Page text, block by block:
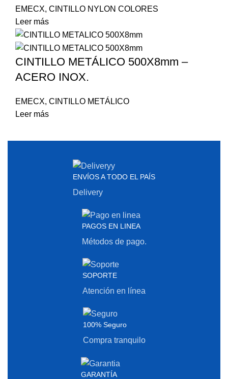
EMECX, CINTILLO NYLON COLORES
Leer más
CINTILLO METÁLICO 500X8mm –
ACERO INOX.
EMECX, CINTILLO METÁLICO
Leer más
ENVÍOS A TODO EL PAÍS
Delivery
PAGOS EN LINEA
Métodos de pago.
SOPORTE
Atención en línea
100% Seguro
Compra tranquilo
GARANTÍA